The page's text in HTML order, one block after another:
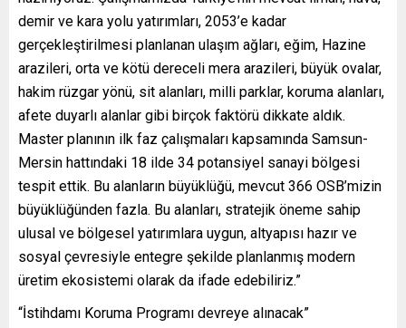
demir ve kara yolu yatırımları, 2053’e kadar
gerçekleştirilmesi planlanan ulaşım ağları, eğim, Hazine
arazileri, orta ve kötü dereceli mera arazileri, büyük ovalar,
hakim rüzgar yönü, sit alanları, milli parklar, koruma alanları,
afete duyarlı alanlar gibi birçok faktörü dikkate aldık.
Master planının ilk faz çalışmaları kapsamında Samsun-
Mersin hattındaki 18 ilde 34 potansiyel sanayi bölgesi
tespit ettik. Bu alanların büyüklüğü, mevcut 366 OSB’mizin
büyüklüğünden fazla. Bu alanları, stratejik öneme sahip
ulusal ve bölgesel yatırımlara uygun, altyapısı hazır ve
sosyal çevresiyle entegre şekilde planlanmış modern
üretim ekosistemi olarak da ifade edebiliriz.”
“İstihdamı Koruma Programı devreye alınacak”